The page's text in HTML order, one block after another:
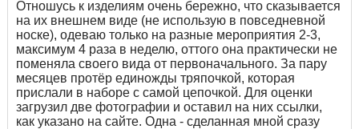
Отношусь к изделиям очень бережно, что сказывается
на их внешнем виде (не использую в повседневной
носке), одеваю только на разные мероприятия 2-3,
максимум 4 раза в неделю, оттого она практически не
поменяла своего вида от первоначального. За пару
месяцев протёр единожды тряпочкой, которая
прислали в наборе с самой цепочкой. Для оценки
загрузил две фотографии и оставил на них ссылки,
как указано на сайте. Одна - сделанная мной сразу